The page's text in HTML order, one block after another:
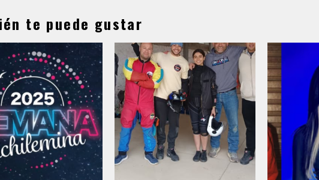
te puede gustar